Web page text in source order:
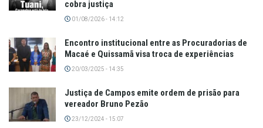
cobra justiça
01/08/2026 - 14:12
Encontro institucional entre as Procuradorias de
Macaé e Quissamã visa troca de experiências
20/03/2025 - 14:35
Justiça de Campos emite ordem de prisão para
vereador Bruno Pezão
23/12/2024 - 15:07